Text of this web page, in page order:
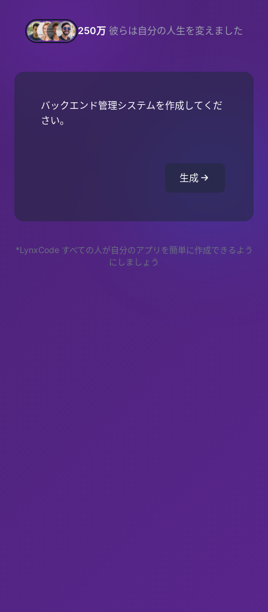
250万 彼らは自分の人生を変えました
生成
バックエンド管理システムを作成してくだ
さい。
*LynxCode すべての人が自分のアプリを簡単に作成できるよう
にしましょう